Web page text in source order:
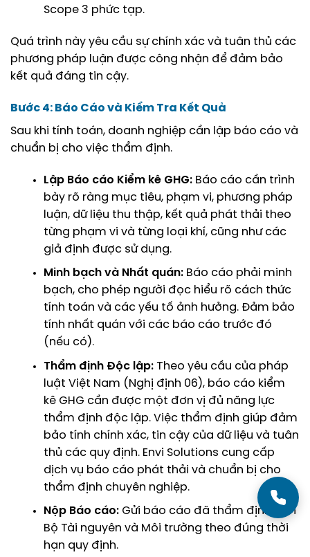
Scope 3 phức tạp.
Quá trình này yêu cầu sự chính xác và tuân thủ các
phương pháp luận được công nhận để đảm bảo
kết quả đáng tin cậy.
Bước 4: Báo Cáo và Kiểm Tra Kết Quả
Sau khi tính toán, doanh nghiệp cần lập báo cáo và
chuẩn bị cho việc thẩm định.
Lập Báo cáo Kiểm kê GHG: Báo cáo cần trình
bày rõ ràng mục tiêu, phạm vi, phương pháp
luận, dữ liệu thu thập, kết quả phát thải theo
từng phạm vi và từng loại khí, cũng như các
giả định được sử dụng.
Minh bạch và Nhất quán: Báo cáo phải minh
bạch, cho phép người đọc hiểu rõ cách thức
tính toán và các yếu tố ảnh hưởng. Đảm bảo
tính nhất quán với các báo cáo trước đó
(nếu có).
Thẩm định Độc lập: Theo yêu cầu của pháp
luật Việt Nam (Nghị định 06), báo cáo kiểm
kê GHG cần được một đơn vị đủ năng lực
thẩm định độc lập. Việc thẩm định giúp đảm
bảo tính chính xác, tin cậy của dữ liệu và tuân
thủ các quy định. Envi Solutions cung cấp
dịch vụ báo cáo phát thải và chuẩn bị cho
thẩm định chuyên nghiệp.
Nộp Báo cáo: Gửi báo cáo đã thẩm định đến
Bộ Tài nguyên và Môi trường theo đúng thời
hạn quy định.